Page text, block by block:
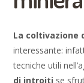
La coltivazione
interessante:
tecniche utili
di introiti se